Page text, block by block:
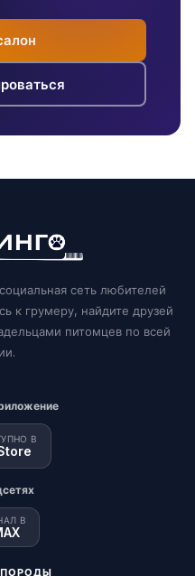
сеть любителей
к грумеру, найдите друзей
питомцев по всей
В
В
ПОРОДЫ